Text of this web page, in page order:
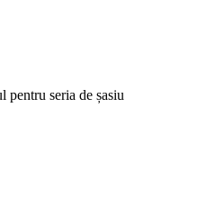
pentru seria de șasiu